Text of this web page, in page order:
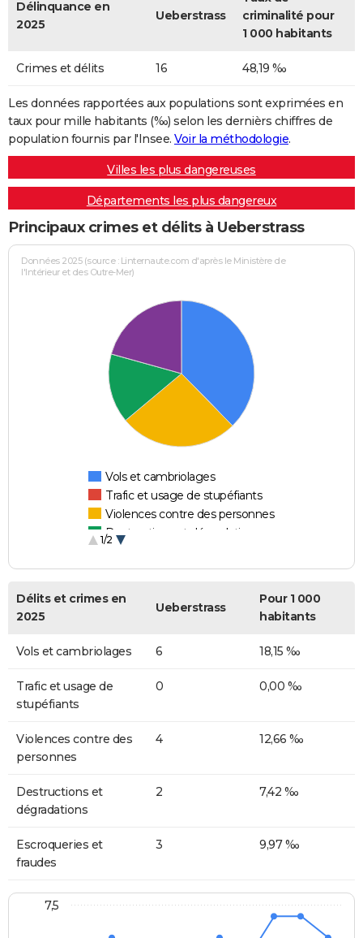
Délinquance en
2025
Ueberstrass
criminalité pour
1 000 habitants
Crimes et délits 16 48,19 ‰
Les données rapportées aux populations sont exprimées en
taux pour mille habitants (‰) selon les dernièrs chiffres de
population fournis par l'Insee. Voir la méthodologie.
Villes les plus dangereuses
Départements les plus dangereux
Principaux crimes et délits à Ueberstrass
Données 2025 (source : Linternaute.com d'après le Ministère de
l'Intérieur et des Outre-Mer)
Vols et cambriolages
Trafic et usage de stupéfiants
Violences contre des personnes
Destructions et dégradations
1/2
Délits et crimes en
2025
Ueberstrass
Pour 1 000
habitants
Vols et cambriolages 6 18,15 ‰
Trafic et usage de
stupéfiants
0 0,00 ‰
Violences contre des
personnes
4 12,66 ‰
Destructions et
dégradations
2 7,42 ‰
Escroqueries et
fraudes
3 9,97 ‰
7,5